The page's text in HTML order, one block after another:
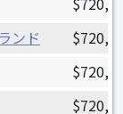
ンド